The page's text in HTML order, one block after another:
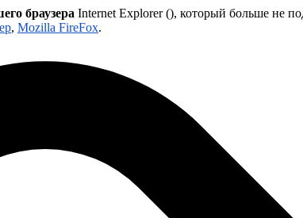
браузера Internet Explorer (), который больше не
, Mozilla FireFox.